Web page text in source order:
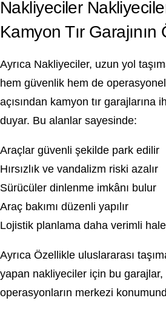
Nakliyeciler
Kamyon Tır Garajının
Ayrıca Nakliyeciler, uzun yol
hem güvenlik hem de
açısından kamyon tır garajlarına
duyar. Bu alanlar sayesinde:
Araçlar güvenli şekilde park edilir
Hırsızlık ve vandalizm riski azalır
Sürücüler dinlenme imkânı bulur
Araç bakımı düzenli yapılır
Lojistik planlama daha verimli
Ayrıca Özellikle uluslararası
yapan nakliyeciler için bu garajlar,
operasyonların merkezi